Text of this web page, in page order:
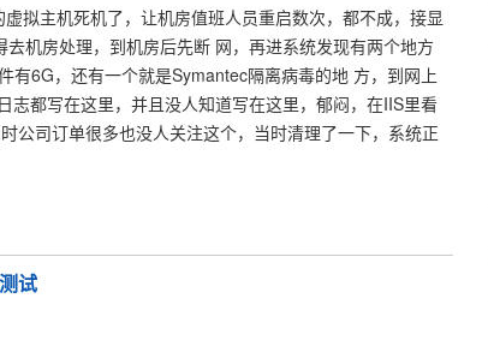
拟主机死机了，让机房值班人员重启数次，都不成，接显
机房处理，到机房后先断 网，再进系统发现有两个地方
有6G，还有一个就是Symantec隔离病毒的地 方，到网上
志都写在这里，并且没人知道写在这里，郁闷，在IIS里看
公司订单很多也没人关注这个，当时清理了一下，系统正
试